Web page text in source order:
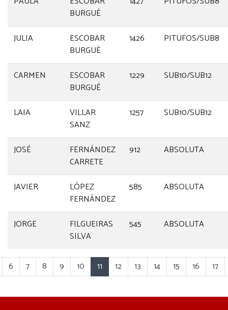
BURGUÉ
JULIA
ESCOBAR
BURGUÉ
1426 PITUFOS/SUB8
CARMEN
ESCOBAR
BURGUÉ
1229 SUB10/SUB12
LAIA
VILLAR
SANZ
1257 SUB10/SUB12
JOSÉ
FERNÁNDEZ
CARRETE
912 ABSOLUTA
JAVIER
LÓPEZ
FERNÁNDEZ
585 ABSOLUTA
JORGE
FILGUEIRAS
SILVA
545 ABSOLUTA
6 7 8 9 10 11 12 13 14 15 16 17